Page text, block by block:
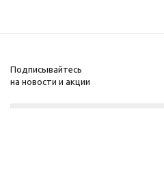
Подписывайтесь
на новости и акции